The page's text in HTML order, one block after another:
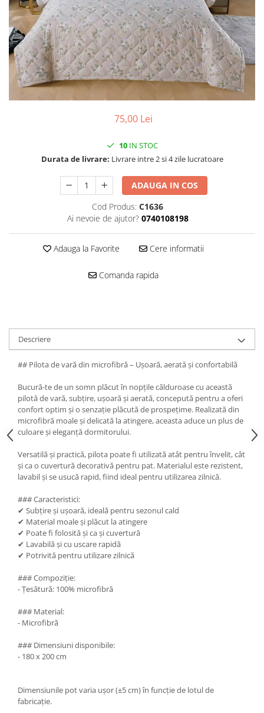
75,00 Lei
10IN STOC
Durata de livrare: Livrare intre 2 si 4 zile lucratoare
ADAUGA IN COS
Cod Produs: C1636
Ai nevoie de ajutor? 0740108198
Adauga la Favorite Cere informatii
Comanda rapida
Descriere
## Pilota de vară din microfibră – Ușoară, aerată și confortabilă
Bucură-te de un somn plăcut în nopțile călduroase cu această
pilotă de vară, subțire, ușoară și aerată, concepută pentru a oferi
confort optim și o senzație plăcută de prospețime. Realizată din
microfibră moale și delicată la atingere, aceasta aduce un plus de
culoare și eleganță dormitorului.
Versatilă și practică, pilota poate fi utilizată atât pentru învelit, cât
și ca o cuvertură decorativă pentru pat. Materialul este rezistent,
lavabil și se usucă rapid, fiind ideal pentru utilizarea zilnică.
### Caracteristici:
✔ Subțire și ușoară, ideală pentru sezonul cald
✔ Material moale și plăcut la atingere
✔ Poate fi folosită și ca și cuvertură
✔ Lavabilă și cu uscare rapidă
✔ Potrivită pentru utilizare zilnică
### Compoziție:
- Țesătură: 100% microfibră
### Material:
- Microfibră
### Dimensiuni disponibile:
- 180 x 200 cm
Dimensiunile pot varia ușor (±5 cm) în funcție de lotul de
fabricație.